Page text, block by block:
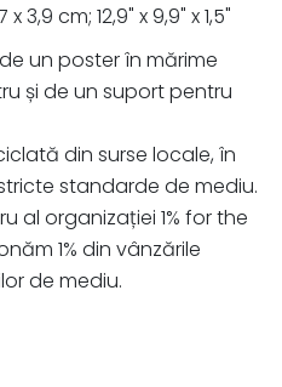
3,9 cm; 12,9" x 9,9" x 1,5"
un poster în mărime
și de un suport pentru
din surse locale, în
standarde de mediu.
al organizației 1% for the
1% din vânzările
de mediu.